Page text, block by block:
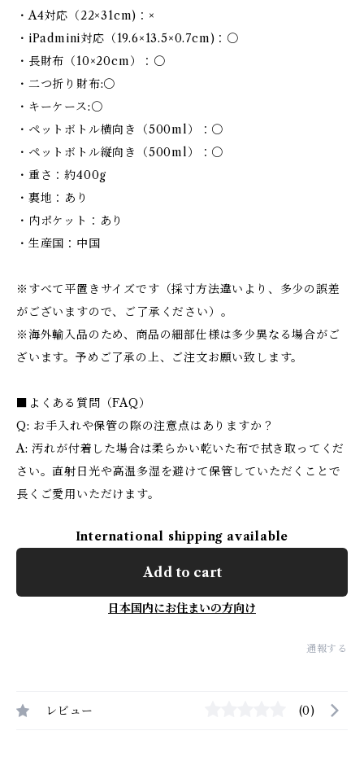
・A4対応（22×31cm)：×
・iPadmini対応（19.6×13.5×0.7cm)：〇
・長財布（10×20cm）：〇
・二つ折り財布:〇
・キーケース:〇
・ペットボトル横向き（500ml）：〇
・ペットボトル縦向き（500ml）：〇
・重さ：約400g
・裏地：あり
・内ポケット：あり
・生産国：中国
※すべて平置きサイズです（採寸方法違いより、多少の誤差
がございますので、ご了承ください）。
※海外輸入品のため、商品の細部仕様は多少異なる場合がご
ざいます。予めご了承の上、ご注文お願い致します。
■よくある質問（FAQ）
Q: お手入れや保管の際の注意点はありますか？
A: 汚れが付着した場合は柔らかい乾いた布で拭き取ってくだ
さい。直射日光や高温多湿を避けて保管していただくことで
長くご愛用いただけます。
International shipping available
Add to cart
日本国内にお住まいの方向け
通報する
レビュー (0)